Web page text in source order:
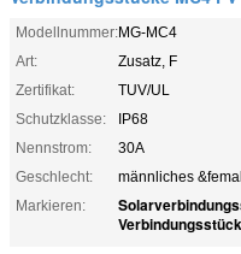
Modellnummer:MG-MC4
Art:
Zusatz, F
Zertifikat:
TUV/UL
Schutzklasse:
IP68
Nennstrom:
30A
Geschlecht:
männliches
Markieren: